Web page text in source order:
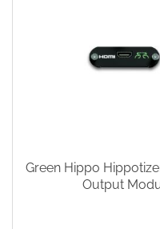
Green Hippo
Output